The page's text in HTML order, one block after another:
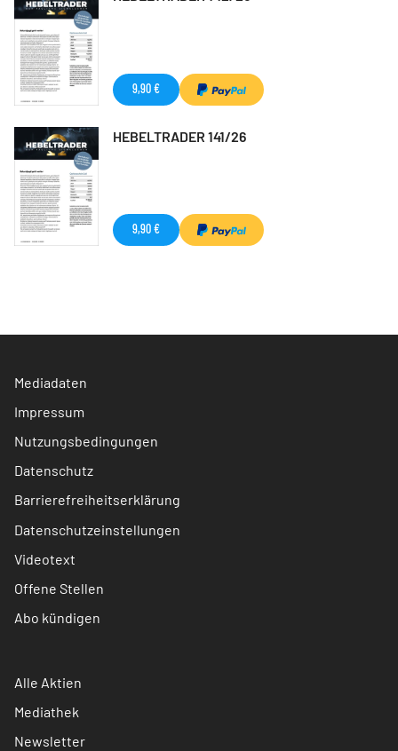
9,90 €
HEBELTRADER 141/26
9,90 €
Mediadaten
Impressum
Nutzungsbedingungen
Datenschutz
Barrierefreiheitserklärung
Datenschutzeinstellungen
Videotext
Offene Stellen
Abo kündigen
Alle Aktien
Mediathek
Newsletter